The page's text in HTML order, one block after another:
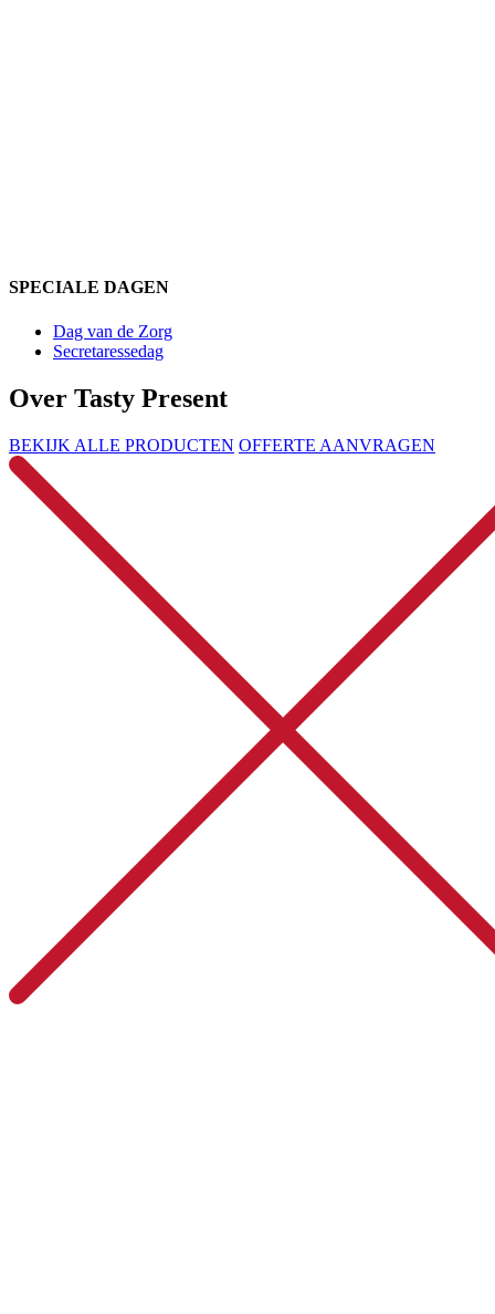
SPECIALE DAGEN
Dag van de Zorg
Secretaressedag
Over Tasty Present
BEKIJK ALLE PRODUCTEN OFFERTE AANVRAGEN